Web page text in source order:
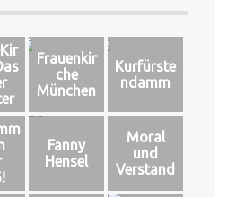
Frauenkir
che
München
Kurfürste
ndamm
Fanny
Hensel
Moral
und
Verstand